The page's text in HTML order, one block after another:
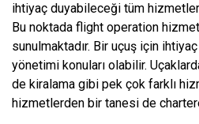
ihtiyaç duyabileceği tüm
Bu noktada flight operation
sunulmaktadır. Bir uçuş için
yönetimi konuları olabilir.
de kiralama gibi pek çok farklı
hizmetlerden bir tanesi de